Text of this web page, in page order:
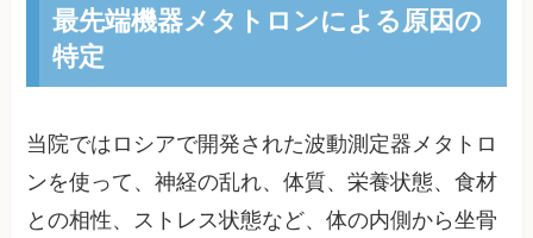
最先端機器メタトロンによる原因の
特定
当院ではロシアで開発された波動測定器メタトロ
ンを使って、神経の乱れ、体質、栄養状態、食材
との相性、ストレス状態など、体の内側から坐骨